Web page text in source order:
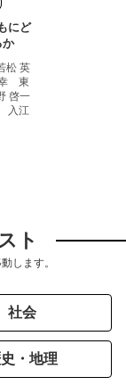
にど
か
松 英
東
啓一
入江
ト
します。
社会
・地理